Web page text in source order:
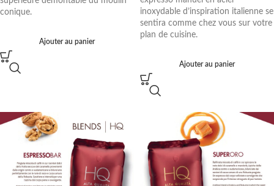
conique.
Ajouter au panier
inoxydable d’inspiration italienne se
sentira comme chez vous sur votre
plan de cuisine.
Ajouter au panier